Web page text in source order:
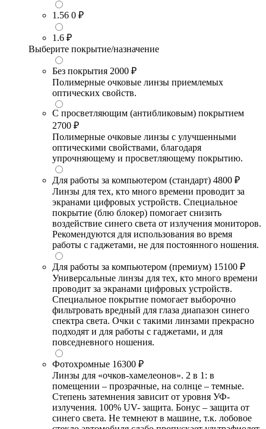
1.56 0 ₽
1.6 ₽
Выберите покрытие/назначение
Без покрытия 2000 ₽
Полимерные очковые линзы приемлемых
оптических свойств.
С просветляющим (антибликовым) покрытием
2700 ₽
Полимерные очковые линзы с улучшенными
оптическими свойствами, благодаря
упрочняющему и просветляющему покрытию.
Для работы за компьютером (стандарт) 4800 ₽
Линзы для тех, кто много времени проводит за
экранами цифровых устройств. Специальное
покрытие (блю блокер) помогает снизить
воздействие синего света от излучения мониторов.
Рекомендуются для использования во время
работы с гаджетами, не для постоянного ношения.
Для работы за компьютером (премиум) 15100 ₽
Универсальные линзы для тех, кто много времени
проводит за экранами цифровых устройств.
Специальное покрытие помогает выборочно
фильтровать вредный для глаза диапазон синего
спектра света. Очки с такими линзами прекрасно
подходят и для работы с гаджетами, и для
повседневного ношения.
Фотохромные 16300 ₽
Линзы для «очков-хамелеонов». 2 в 1: в
помещении – прозрачные, на солнце – темные.
Степень затемнения зависит от уровня УФ-
излучения. 100% UV- защита. Бонус – защита от
синего света. Не темнеют в машине, т.к. лобовое